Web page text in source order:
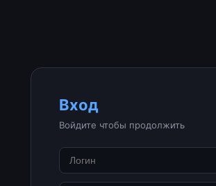
Вход
Войдите чтобы продолжить